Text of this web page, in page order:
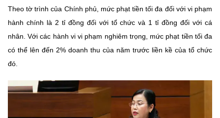
Theo tờ trình của Chính phủ, mức phạt tiền tối đa đối với vi phạm
hành chính là 2 tỉ đồng đối với tổ chức và 1 tỉ đồng đối với cá
nhân. Với các hành vi vi phạm nghiêm trọng, mức phạt tiền tối đa
có thể lên đến 2% doanh thu của năm trước liền kề của tổ chức
đó.